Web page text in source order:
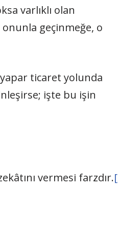
varlıklı olan
geçinmeğe, o
yapar ticaret yolunda
işte bu işin
vermesi farzdır.